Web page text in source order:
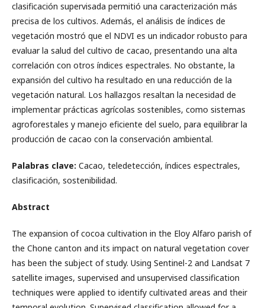
clasificación supervisada permitió una caracterización más
precisa de los cultivos. Además, el análisis de índices de
vegetación mostró que el NDVI es un indicador robusto para
evaluar la salud del cultivo de cacao, presentando una alta
correlación con otros índices espectrales. No obstante, la
expansión del cultivo ha resultado en una reducción de la
vegetación natural. Los hallazgos resaltan la necesidad de
implementar prácticas agrícolas sostenibles, como sistemas
agroforestales y manejo eficiente del suelo, para equilibrar la
producción de cacao con la conservación ambiental.
Palabras clave: Cacao, teledetección, índices espectrales,
clasificación, sostenibilidad.
Abstract
The expansion of cocoa cultivation in the Eloy Alfaro parish of
the Chone canton and its impact on natural vegetation cover
has been the subject of study. Using Sentinel-2 and Landsat 7
satellite images, supervised and unsupervised classification
techniques were applied to identify cultivated areas and their